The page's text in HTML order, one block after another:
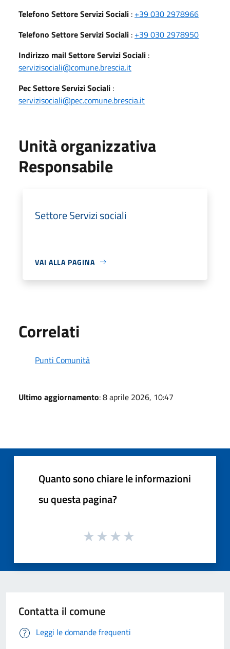
Telefono Settore Servizi Sociali : +39 030 2978966
Telefono Settore Servizi Sociali : +39 030 2978950
Indirizzo mail Settore Servizi Sociali :
servizisociali@comune.brescia.it
Pec Settore Servizi Sociali :
servizisociali@pec.comune.brescia.it
Unità organizzativa
Responsabile
Settore Servizi sociali
VAI ALLA PAGINA
Correlati
Punti Comunità
Ultimo aggiornamento: 8 aprile 2026, 10:47
Quanto sono chiare le informazioni
su questa pagina?
Contatta il comune
Leggi le domande frequenti